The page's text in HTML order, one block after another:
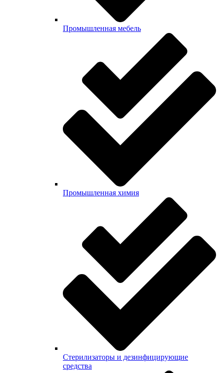
Промышленная мебель
Промышленная химия
Стерилизаторы и дезинфицирующие
средства